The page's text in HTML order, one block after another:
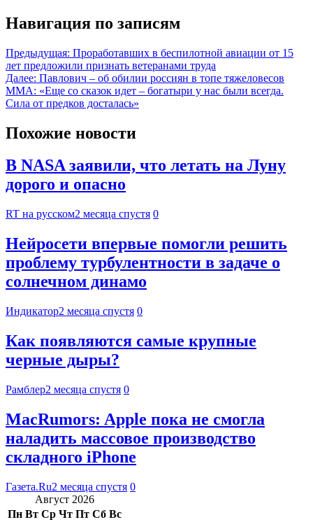
Навигация по записям
Предыдущая: Проработавших в беспилотной авиации от 15
лет предложили признать ветеранами труда
Далее: Павлович – об обилии россиян в топе тяжеловесов
MMA: «Еще со сказок идет – богатыри у нас были всегда.
Сила от предков досталась»
Похожие новости
В NASA заявили, что летать на Луну
дорого и опасно
RT на русском2 месяца спустя 0
Нейросети впервые помогли решить
проблему турбулентности в задаче о
солнечном динамо
Индикатор2 месяца спустя 0
Как появляются самые крупные
черные дыры?
Рамблер2 месяца спустя 0
MacRumors: Apple пока не смогла
наладить массовое производство
складного iPhone
Газета.Ru2 месяца спустя 0
Август 2026
Пн Вт Ср Чт Пт Сб Вс